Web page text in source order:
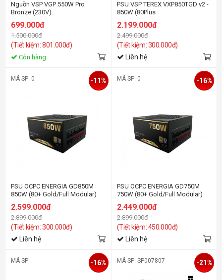
Nguồn VSP VGP 550W Pro
Bronze (230V)
699.000đ
1.500.000đ
(Tiết kiệm: 801.000đ)
Còn hàng
PSU VSP TEREX VXP850TGD v2 -
850W (80Plus
Gold/ATX3.1/PCIE5.1/full
modular)
2.199.000đ
2.499.000đ
(Tiết kiệm: 300.000đ)
Liên hệ
MÃ SP: 0
PSU OCPC ENERGIA GD850M
850W (80+ Gold/Full Modular)
2.599.000đ
2.899.000đ
(Tiết kiệm: 300.000đ)
-11%
Liên hệ
MÃ SP: 0
PSU OCPC ENERGIA GD750M
750W (80+ Gold/Full Modular)
2.449.000đ
2.899.000đ
(Tiết kiệm: 450.000đ)
-16%
Liên hệ
MÃ SP: -16% MÃ SP: SP007807 -21%